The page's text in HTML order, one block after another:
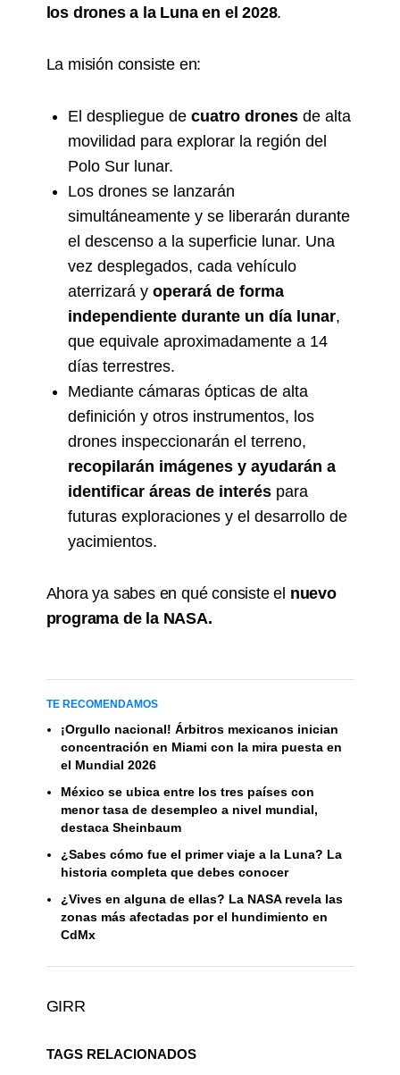
los drones a la Luna en el 2028.
La misión consiste en:
El despliegue de cuatro dronesde alta
movilidad para explorar la región del
Polo Sur lunar.
Los drones se lanzarán
simultáneamente y se liberarán durante
el descenso a la superficie lunar. Una
vez desplegados, cada vehículo
aterrizará y operará de forma
independiente durante un día lunar,
que equivale aproximadamente a 14
días terrestres.
Mediante cámaras ópticas de alta
definición y otros instrumentos, los
drones inspeccionarán el terreno,
recopilarán imágenes y ayudarán a
identificar áreas de interéspara
futuras exploraciones y el desarrollo de
yacimientos.
Ahora ya sabes en qué consiste el nuevo
programa de la NASA.
TE RECOMENDAMOS
¡Orgullo nacional! Árbitros mexicanos inician
concentración en Miami con la mira puesta en
el Mundial 2026
México se ubica entre los tres países con
menor tasa de desempleo a nivel mundial,
destaca Sheinbaum
¿Sabes cómo fue el primer viaje a la Luna? La
historia completa que debes conocer
¿Vives en alguna de ellas? La NASA revela las
zonas más afectadas por el hundimiento en
CdMx
GIRR
TAGS RELACIONADOS